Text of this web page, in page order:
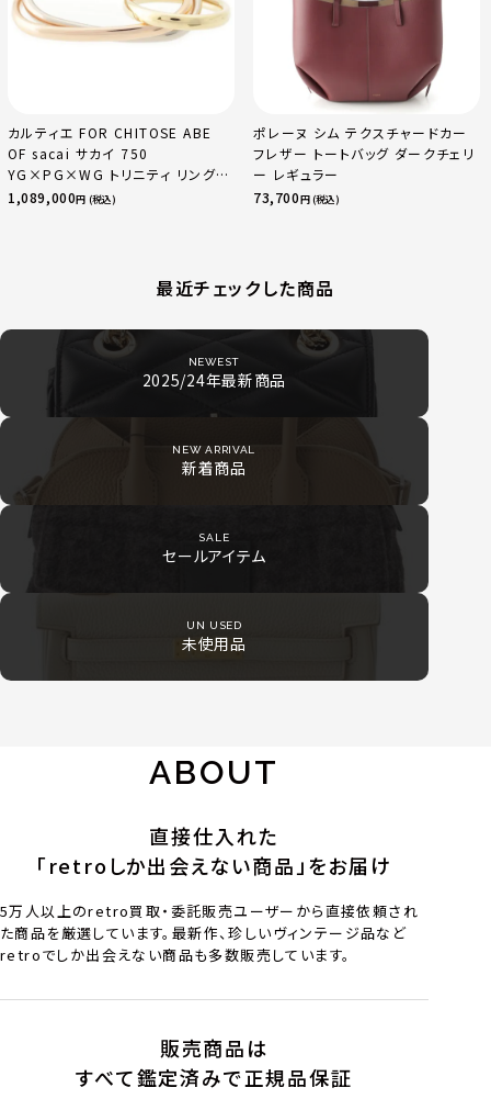
カルティエ FOR CHITOSE ABE
OF sacai サカイ 750
YG×PG×WG トリニティ リング
指輪 マルチカラー 50 51 52
1,089,000円 (税込)
ポレーヌ シム テクスチャードカー
フレザー トートバッグ ダークチェリ
ー レギュラー
73,700円 (税込)
最近チェックした商品
NEWEST
2025/24年最新商品
NEW ARRIVAL
新着商品
SALE
セールアイテム
UN USED
未使用品
ABOUT
直接仕入れた
「retroしか出会えない商品」をお届け
5万人以上のretro買取・委託販売ユーザーから直接依頼され
た商品を厳選しています。最新作、珍しいヴィンテージ品など
retroでしか出会えない商品も多数販売しています。
販売商品は
すべて鑑定済みで正規品保証